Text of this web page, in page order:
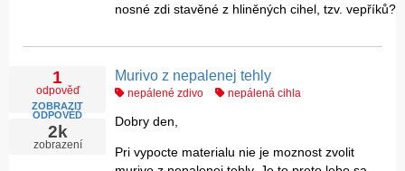
nosné zdi stavěné z hliněných cihel, tzv. vepříků?
1
odpověď
ZOBRAZIT
ODPOVĚĎ
2k
zobrazení
Murivo z nepalenej tehly
nepálené zdivo nepálená cihla
Dobry den,
Pri vypocte materialu nie je moznost zvolit